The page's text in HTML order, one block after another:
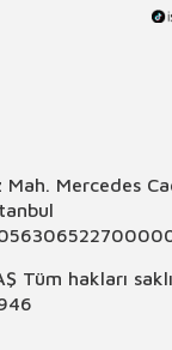
Mah. Mercedes
Tüm hakları